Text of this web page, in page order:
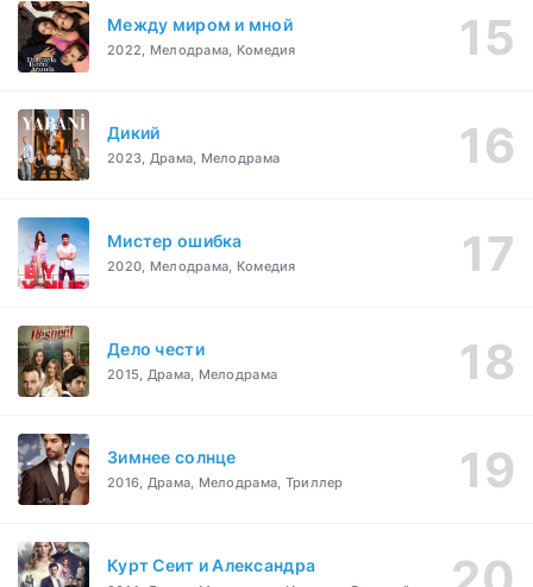
Между миром и мной
2022, Мелодрама, Комедия
Дикий
2023, Драма, Мелодрама
Мистер ошибка
2020, Мелодрама, Комедия
Дело чести
2015, Драма, Мелодрама
Зимнее солнце
2016, Драма, Мелодрама, Триллер
Курт Сеит и Александра